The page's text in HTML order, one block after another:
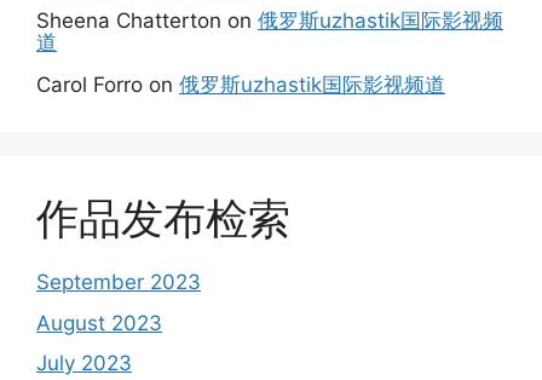
Sheena Chatterton on 俄罗斯uzhastik国际影视频
道
Carol Forro on 俄罗斯uzhastik国际影视频道
作品发布检索
September 2023
August 2023
July 2023